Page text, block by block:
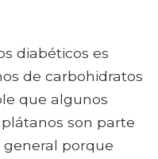
diabéticos es
de carbohidratos
que algunos
son parte
porque